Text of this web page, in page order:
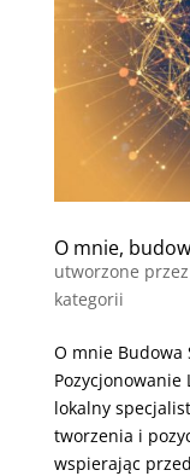
O mnie,
utworzone przez
kategorii
O mnie Budowa
Pozycjonowanie
lokalny
tworzenia i
wspierając